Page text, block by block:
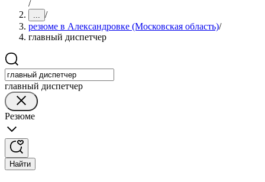
/
... /
резюме в Александровке (Московская область)/
главный диспетчер
главный диспетчер
Резюме
Найти